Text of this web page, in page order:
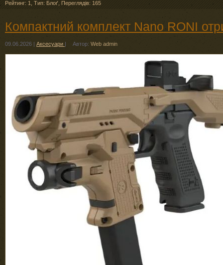
Рейтинг: 1 Тип: Блоґ Переглядів: 165
Компактний комплект Nano RONI
09.06.2026 | Аксесуари | Автор: Web admin